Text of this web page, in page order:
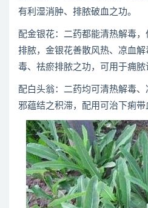
有利湿消肿、排脓破血之功。
配金银花：二药都能清热解毒
排脓，金银花善散风热、凉血
毒、祛瘀排脓之功，可用于痈脓
配白头翁：二药均可清热解毒
邪蕴结之积滞，配用可治下痢带